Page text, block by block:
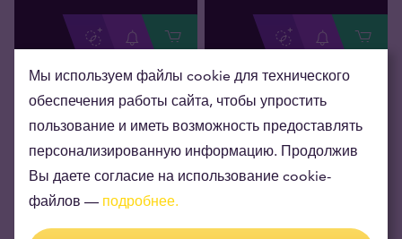
Мы используем файлы cookie для технического
обеспечения работы сайта, чтобы упростить
пользование и иметь возможность предоставлять
персонализированную информацию. Продолжив
Вы даете согласие на использование cookie-
файлов — подробнее.